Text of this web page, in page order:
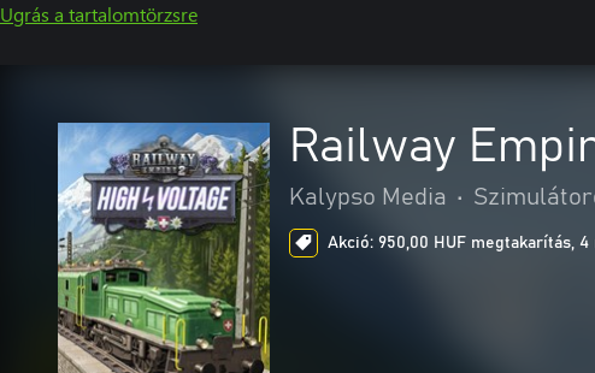
Ugrás a tartalomtörzsre
Railway
Kalypso Media •
Akció: 950,00 HUF megtakarítás,